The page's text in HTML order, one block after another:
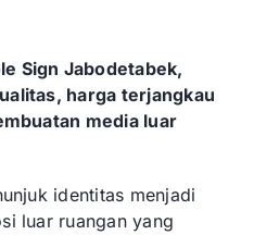
Sign Jabodetabek,
harga terjangkau
media luar
identitas menjadi
luar ruangan yang